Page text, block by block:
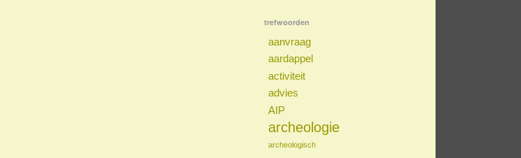
trefwoorden
aanvraag
aardappel
activiteit
advies
AIP
archeologie
archeologisch